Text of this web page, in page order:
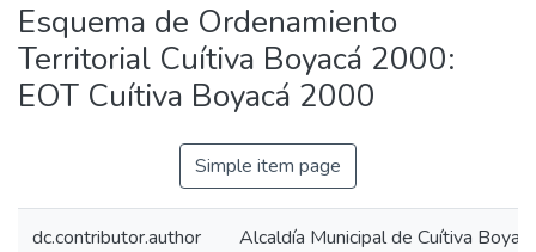
Esquema de Ordenamiento
Territorial Cuítiva Boyacá 2000:
EOT Cuítiva Boyacá 2000
Simple item page
dc.contributor.author Alcaldía Municipal de Cuítiva